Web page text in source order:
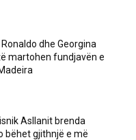
dhe Georgina
martohen fundjavën e
Asllanit brenda
bëhet gjithnjë e më